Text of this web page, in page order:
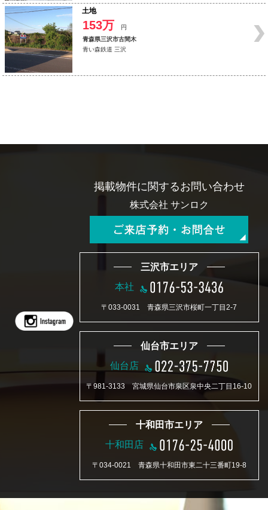
土地
153万
円
青森県三沢市古間木
青い森鉄道 三沢
掲載物件に関するお問い合わせ
株式会社 サンロク
三沢市エリア
本社
〒033-0031 青森県三沢市桜町一丁目2-7
仙台市エリア
仙台店
〒981-3133 宮城県仙台市泉区泉中央二丁目16-10
十和田市エリア
十和田店
〒034-0021 青森県十和田市東二十三番町19-8